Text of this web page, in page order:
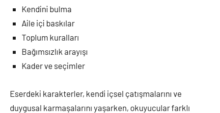
Kendini bulma
Aile içi baskılar
Toplum kuralları
Bağımsızlık arayışı
Kader ve seçimler
Eserdeki karakterler, kendi içsel çatışmalarını ve
duygusal karmaşalarını yaşarken, okuyucular farklı